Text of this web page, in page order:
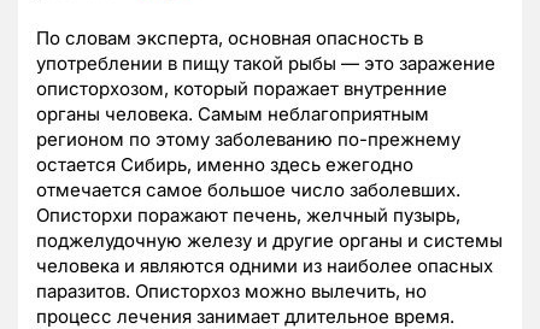
По словам эксперта, основная опасность в
употреблении в пищу такой рыбы — это заражение
описторхозом, который поражает внутренние
органы человека. Самым неблагоприятным
регионом по этому заболеванию по-прежнему
остается Сибирь, именно здесь ежегодно
отмечается самое большое число заболевших.
Описторхи поражают печень, желчный пузырь,
поджелудочную железу и другие органы и системы
человека и являются одними из наиболее опасных
паразитов. Описторхоз можно вылечить, но
процесс лечения занимает длительное время.